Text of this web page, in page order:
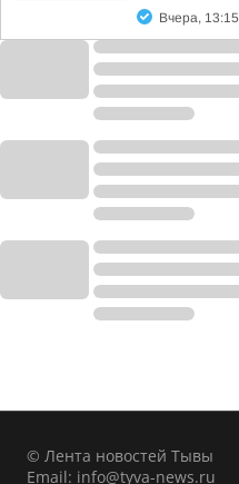
Вчера, 13:15
© Лента новостей Тывы
Email: info@tyva-news.ru